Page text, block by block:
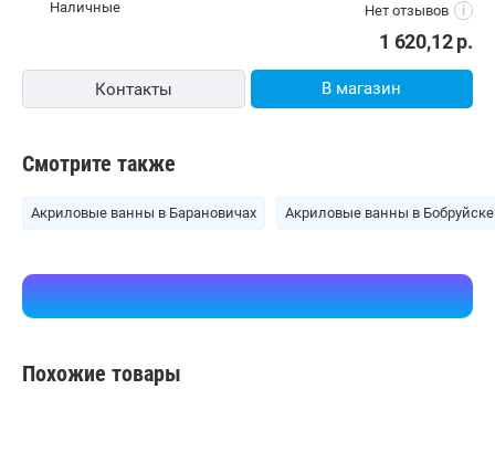
Нет отзывов
i
наличные
1 620,12р.
Контакты В магазин
Смотрите также
Акриловые ванны в Барановичах Акриловые ванны в Бобруйске
Похожие товары